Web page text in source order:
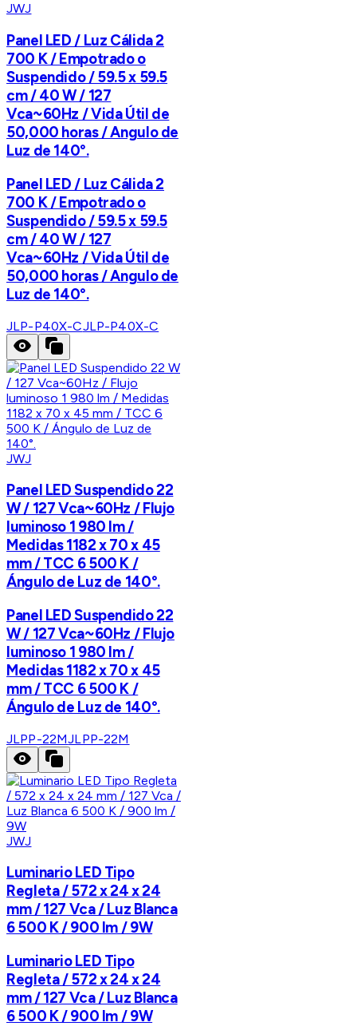
JWJ
Panel LED / Luz Cálida 2
700 K / Empotrado o
Suspendido / 59.5 x 59.5
cm / 40 W / 127
Vca~60Hz / Vida Útil de
50,000 horas / Angulo de
Luz de 140°.
Panel LED / Luz Cálida 2
700 K / Empotrado o
Suspendido / 59.5 x 59.5
cm / 40 W / 127
Vca~60Hz / Vida Útil de
50,000 horas / Angulo de
Luz de 140°.
JLP-P40X-CJLP-P40X-C
JWJ
Panel LED Suspendido 22
W / 127 Vca~60Hz / Flujo
luminoso 1 980 lm /
Medidas 1182 x 70 x 45
mm / TCC 6 500 K /
Ángulo de Luz de 140°.
Panel LED Suspendido 22
W / 127 Vca~60Hz / Flujo
luminoso 1 980 lm /
Medidas 1182 x 70 x 45
mm / TCC 6 500 K /
Ángulo de Luz de 140°.
JLPP-22MJLPP-22M
JWJ
Luminario LED Tipo
Regleta / 572 x 24 x 24
mm / 127 Vca / Luz Blanca
6 500 K / 900 lm / 9W
Luminario LED Tipo
Regleta / 572 x 24 x 24
mm / 127 Vca / Luz Blanca
6 500 K / 900 lm / 9W